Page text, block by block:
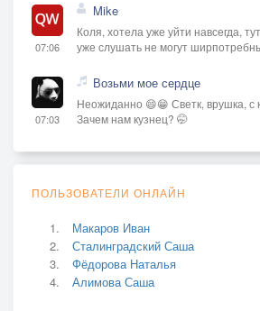
07:06
Mike
Коля, хотела уже уйти навсегда,
уже слушать не могут
07:03
Возьми мое сердце
Неожиданно 😄😁 Светк, врушка, с
Зачем нам кузнец? 🤭
ПОЛЬЗОВАТЕЛИ ОНЛАЙН
Макаров Иван
Сталинградский Саша
Фёдорова Наталья
Алимова Саша